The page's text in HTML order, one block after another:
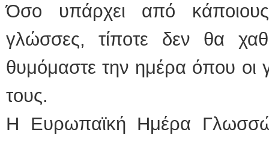
Όσο υπάρχει από
γλώσσες, τίποτε δεν θα
θυμόμαστε την ημέρα όπου οι
τους.
Η Ευρωπαϊκή Ημέρα